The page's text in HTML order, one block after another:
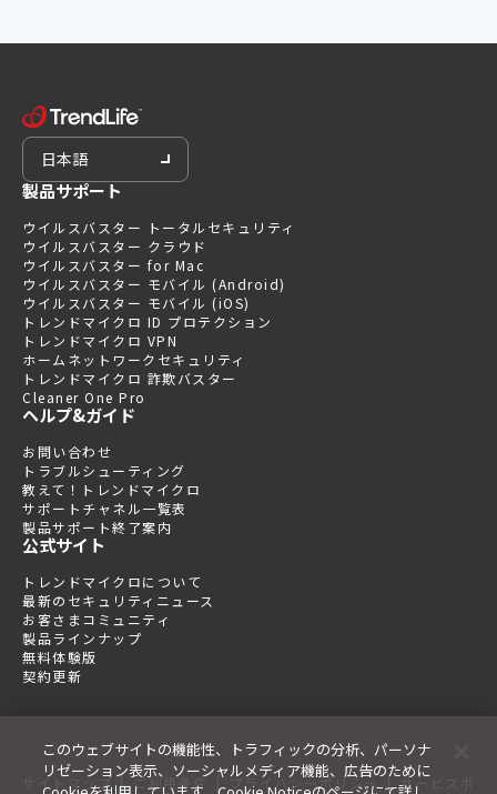
このウェブサイトの機能性、トラフィックの分析、パーソナ
リゼーション表示、ソーシャルメディア機能、広告のために
日本語
製品サポート
ウイルスバスター トータルセキュリティ
ウイルスバスター クラウド
ウイルスバスター for Mac
ウイルスバスター モバイル (Android)
ウイルスバスター モバイル (iOS)
トレンドマイクロ ID プロテクション
トレンドマイクロ VPN
ホームネットワークセキュリティ
トレンドマイクロ 詐欺バスター
Cleaner One Pro
ヘルプ&ガイド
お問い合わせ
トラブルシューティング
教えて！トレンドマイクロ
サポートチャネル一覧表
製品サポート終了案内
公式サイト
トレンドマイクロについて
最新のセキュリティニュース
お客さまコミュニティ
製品ラインナップ
無料体験版
契約更新
サイトマップ | ご利用条件 プライバシーポリシー | サービスポ